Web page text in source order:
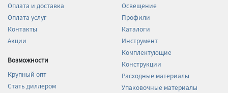
Оплата и доставка
Оплата услуг
Контакты
Акции
Возможности
Крупный опт
Стать диллером
Освещение
Профили
Каталоги
Инструмент
Комплектующие
Конструкции
Расходные материалы
Упаковочные материалы